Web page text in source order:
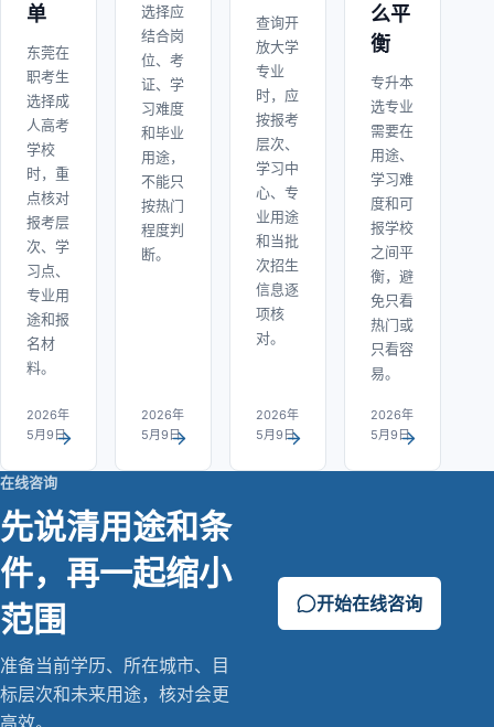
单
东莞在
职考生
选择成
人高考
学校
时，重
点核对
报考层
次、学
习点、
专业用
途和报
名材
料。
2026年
5月9日
选择应
结合岗
位、考
证、学
习难度
和毕业
用途，
不能只
按热门
程度判
断。
2026年
5月9日
查询开
放大学
专业
时，应
按报考
层次、
学习中
心、专
业用途
和当批
次招生
信息逐
项核
对。
2026年
5月9日
么平
衡
专升本
选专业
需要在
用途、
学习难
度和可
报学校
之间平
衡，避
免只看
热门或
只看容
易。
2026年
5月9日
在线咨询
先说清用途和条
件，再一起缩小
范围
准备当前学历、所在城市、目
标层次和未来用途，核对会更
高效。
开始在线咨询